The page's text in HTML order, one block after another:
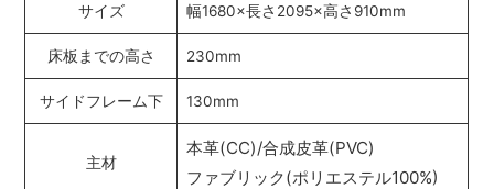
サイズ 幅1680×長さ2095×高さ910mm
床板までの高さ 230mm
サイドフレーム下 130mm
主材
本革(CC)/合成皮革(PVC)
ファブリック(ポリエステル100%)